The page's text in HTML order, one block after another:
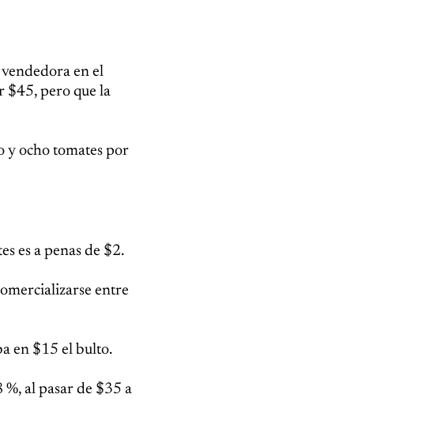
en el
$45, pero que la
y ocho tomates por
es a penas de $2.
entre
en $15 el bulto.
al pasar de $35 a